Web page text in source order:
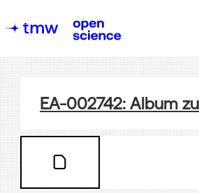
EA-002742: Album